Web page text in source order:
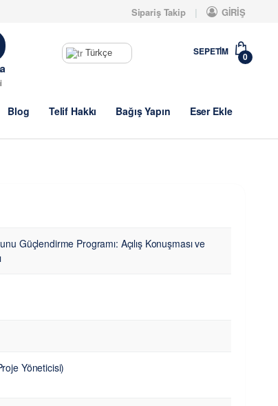
Sipariş Takip GİRİŞ
Türkçe SEPETIM 0
Blog Telif Hakkı Bağış Yapın Eser Ekle
Güçlendirme Programı: Açılış Konuşması ve
Yöneticisi)